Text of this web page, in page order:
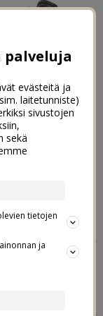
evästeitä ja
laitetunniste)
sivustojen
sekä
tietojen
ja